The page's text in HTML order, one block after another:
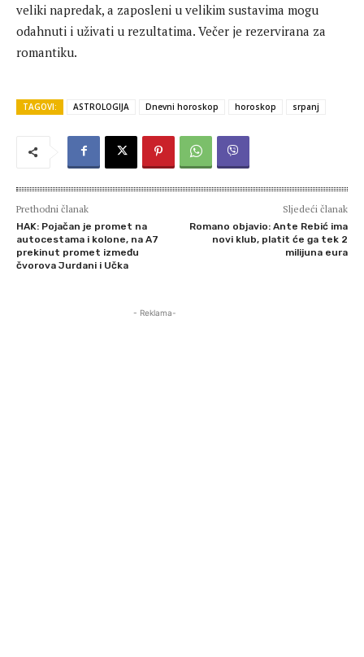
veliki napredak, a zaposleni u velikim sustavima mogu
odahnuti i uživati ​​u rezultatima. Večer je rezervirana za
romantiku.
TAGOVI: ASTROLOGIJA Dnevni horoskop horoskop srpanj
Prethodni članak
HAK: Pojačan je promet na
autocestama i kolone, na A7
prekinut promet između
čvorova Jurdani i Učka
Sljedeći članak
Romano objavio: Ante Rebić ima
novi klub, platit će ga tek 2
milijuna eura
- Reklama-